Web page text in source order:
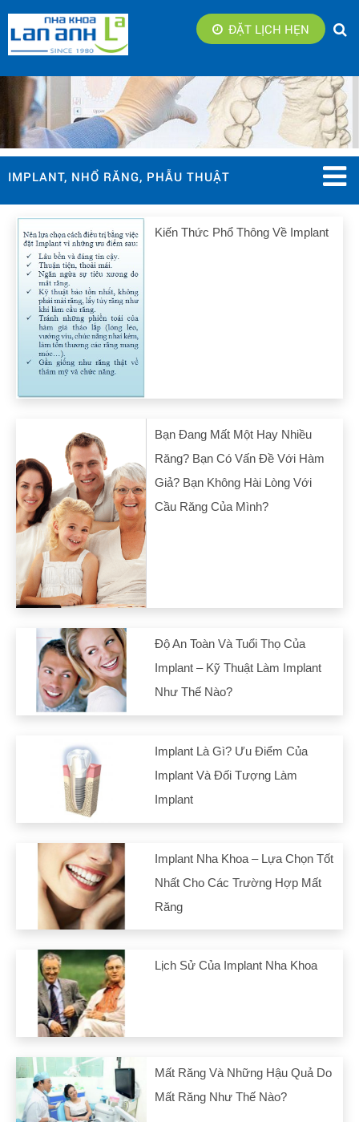
ĐẶT LỊCH HẸN
IMPLANT, NHỔ RĂNG, PHẪU THUẬT
Kiến Thức Phổ Thông Về Implant
Bạn Đang Mất Một Hay Nhiều
Răng? Bạn Có Vấn Đề Với Hàm
Giả? Bạn Không Hài Lòng Với
Cầu Răng Của Mình?
Độ An Toàn Và Tuổi Thọ Của
Implant – Kỹ Thuật Làm Implant
Như Thế Nào?
Implant Là Gì? Ưu Điểm Của
Implant Và Đối Tượng Làm
Implant
Implant Nha Khoa – Lựa Chọn Tốt
Nhất Cho Các Trường Hợp Mất
Răng
Lịch Sử Của Implant Nha Khoa
Mất Răng Và Những Hậu Quả Do
Mất Răng Như Thế Nào?